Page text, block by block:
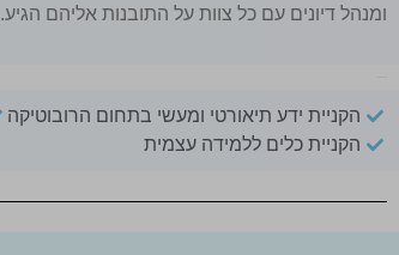
ומנהל דיונים עם כל צוות על התובנות אליהם הגיע.
הקניית ידע תיאורטי ומעשי בתחום הרובוטיקה
הקניית כלים ללמידה עצמית